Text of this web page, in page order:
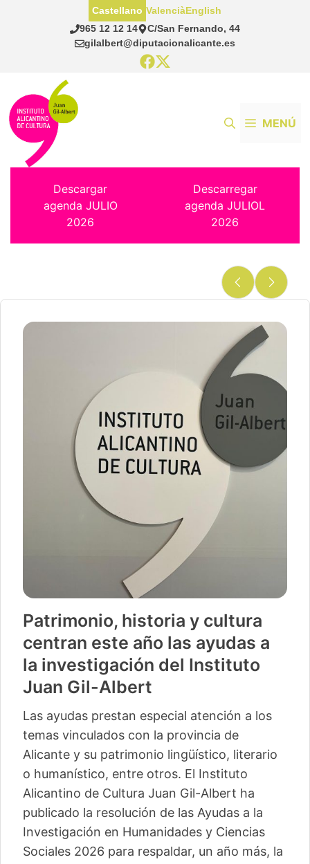
965 12 12 14
C/San Fernando, 44
gilalbert@diputacionalicante.es
Castellano ValenciàEnglish
MENÚ
Descargar
agenda JULIO
2026
Descarregar
agenda JULIOL
2026
Patrimonio, historia y cultura
centran este año las ayudas a
la investigación del Instituto
Juan Gil-Albert
Las ayudas prestan especial atención a los
temas vinculados con la provincia de
Alicante y su patrimonio lingüístico, literario
o humanístico, entre otros. El Instituto
Alicantino de Cultura Juan Gil-Albert ha
publicado la resolución de las Ayudas a la
Investigación en Humanidades y Ciencias
Sociales 2026 para respaldar, un año más, la